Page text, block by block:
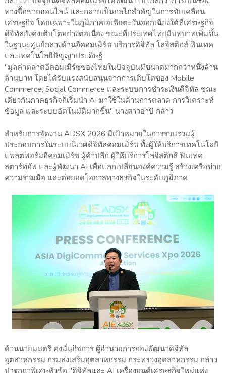
ทางซื้อขายออนไลน์ และกลายเป็นกลไกสำคัญในการขับเคลื่อน
เศรษฐกิจ โดยเฉพาะในภูมิภาคเอเชียตะวันออกเฉียงใต้ที่เศรษฐกิจ
ดิจิทัลยังคงเติบโตอย่างต่อเนื่อง ขณะที่ประเทศไทยมีบทบาทเพิ่มขึ้น
ในฐานะศูนย์กลางด้านอีคอมเมิร์ซ บริการดิจิทัล โลจิสติกส์ ฟินเทค
และเทคโนโลยีปัญญาประดิษฐ์
"มูลค่าตลาดอีคอมเมิร์ซของไทยในปัจจุบันมีขนาดมากกว่าหนึ่งล้าน
ล้านบาท โดยได้รับแรงสนับสนุนจากการเติบโตของ Mobile
Commerce, Social Commerce และระบบการชำระเงินดิจิทัล ขณะ
เดียวกันภาคธุรกิจก็เริ่มนำ AI มาใช้ในด้านการตลาด การวิเคราะห์
ข้อมูล และระบบอัตโนมัติมากขึ้น" นางสาวอาบี กล่าว
สำหรับการจัดงาน ADSX 2026 มีเป้าหมายในการรวบรวมผู้
ประกอบการในระบบนิเวศดิจิทัลคอมเมิร์ซ ทั้งผู้ให้บริการเทคโนโลยี
แพลตฟอร์มอีคอมเมิร์ซ ผู้ค้าปลีก ผู้ให้บริการโลจิสติกส์ ฟินเทค
สตาร์ทอัพ และผู้พัฒนา AI เพื่อแลกเปลี่ยนองค์ความรู้ สร้างเครือข่าย
ความร่วมมือ และต่อยอดโอกาสทางธุรกิจในระดับภูมิภาค
ด้านนายมนตรี คงมั่นกิจการ ผู้อำนวยการกองพัฒนาดิจิทัล
อุตสาหกรรม กรมส่งเสริมอุตสาหกรรม กระทรวงอุตสาหกรรม กล่าว
ปาฐกถาพิเศษหัวข้อ "ดิจิทัลและ AI เครื่องยนต์เศรษฐกิจใหม่แห่ง